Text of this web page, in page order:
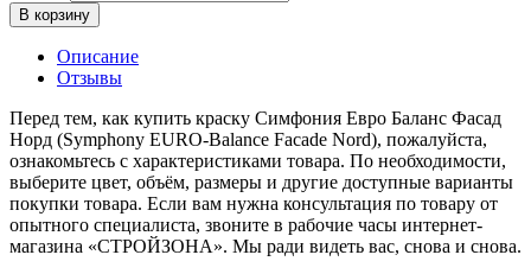
В корзину
Описание
Отзывы
Перед тем, как купить краску Симфония Евро Баланс Фасад
Норд (Symphony EURO-Balance Faсade Nord), пожалуйста,
ознакомьтесь с характеристиками товара. По необходимости,
выберите цвет, объём, размеры и другие доступные варианты
покупки товара. Если вам нужна консультация по товару от
опытного специалиста, звоните в рабочие часы интернет-
магазина «СТРОЙЗОНА». Мы ради видеть вас, снова и снова.